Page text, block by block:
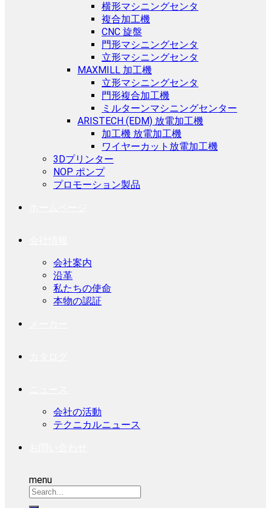
横形マシニングセンタ
複合加工機
CNC 旋盤
門形マシニングセンタ
立形マシニングセンタ
MAXMILL 加工機
立形マシニングセンタ
門形複合加工機
ミルターンマシニングセンター
ARISTECH (EDM) 放電加工機
加工機 放電加工機
ワイヤーカット放電加工機
3Dプリンター
NOP ポンプ
プロモーション製品
会社案内
沿革
私たちの使命
本物の認証
会社の活動
テクニカルニュース
menu